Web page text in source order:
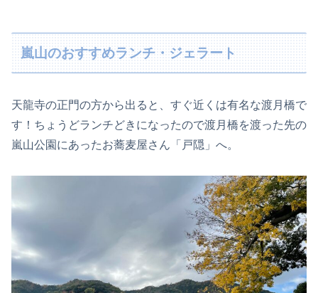
嵐山のおすすめランチ・ジェラート
天龍寺の正門の方から出ると、すぐ近くは有名な渡月橋で
す！ちょうどランチどきになったので渡月橋を渡った先の
嵐山公園にあったお蕎麦屋さん「戸隠」へ。